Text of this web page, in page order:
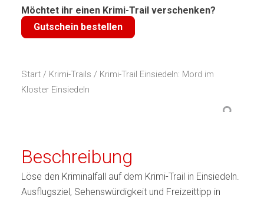
Start / Krimi-Trails / Krimi-Trail Einsiedeln: Mord im
Kloster Einsiedeln
Kloster
Einsiedeln
Menge
Möchtet ihr einen Krimi-Trail verschenken?
Gutschein bestellen
Beschreibung
Löse den Kriminalfall auf dem Krimi-Trail in Einsiedeln.
Ausflugsziel, Sehenswürdigkeit und Freizeittipp in